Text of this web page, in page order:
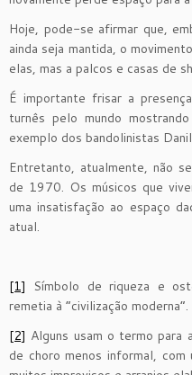
Hoje, pode-se afirmar que,
ainda seja mantida, o
elas, mas a palcos e casas de
É importante frisar a
turnês pelo mundo
exemplo dos bandolinistas
Entretanto, atualmente, não
de 1970. Os músicos que
uma insatisfação ao espaço
atual.
[1] Símbolo de riqueza e
remetia à “civilização moderna”.
[2] Alguns usam o termo para
de choro menos informal,